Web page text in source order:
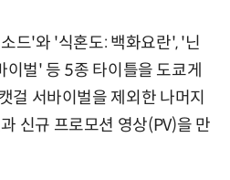
드'와 '식혼도: 백화요란', '닌
벌' 등 5종 타이틀을 도쿄게
걸 서바이벌을 제외한 나머지
신규 프로모션 영상(PV)을 만